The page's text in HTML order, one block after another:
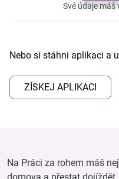
Své údaje máš
Nebo si stáhni aplikaci a
ZÍSKEJ APLIKACI
Na Práci za rohem máš
domova a přestat